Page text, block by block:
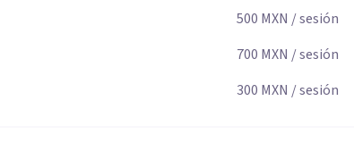
500 MXN / sesión
700 MXN / sesión
300 MXN / sesión